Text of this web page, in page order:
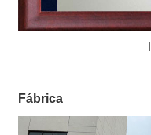
Fábrica